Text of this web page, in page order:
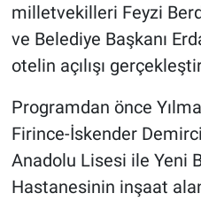
milletvekilleri Feyzi
ve Belediye Başkanı
otelin açılışı
Programdan önce
Firince-İskender
Anadolu Lisesi ile Yeni
Hastanesinin inşaat